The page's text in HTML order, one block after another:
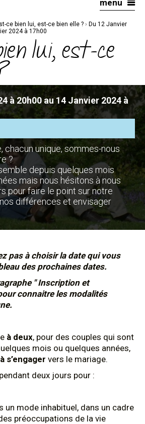
menu
ce bien lui, est-ce bien elle ? › Du 12 Janvier
2024 à 17h00
lui, est-ce
à 20h00 au 14 Janvier 2024 à
chacun unique, sommes-nous
?
depuis quelques mois
mais nous hésitons à nous
pour faire le point sur notre
différences et envisager
pas à choisir la date qui vous
des prochaines dates.
" Inscription et
connaitre les modalités
à deux, pour des couples qui sont
mois ou quelques années,
s’engager vers le mariage.
deux jours pour :
un mode inhabituel, dans un cadre
préoccupations de la vie